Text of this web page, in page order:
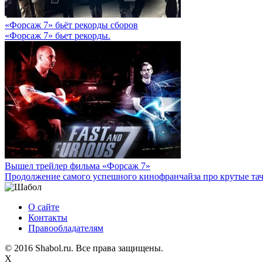
«Форсаж 7» бьёт рекорды сборов
«Форсаж 7» бьет рекорды.
Вышел трейлер фильма «Форсаж 7»
Продолжение самого успешного кинофранчайза про крутые
О сайте
Контакты
Правообладателям
© 2016 Shabol.ru. Все права защищены.
X